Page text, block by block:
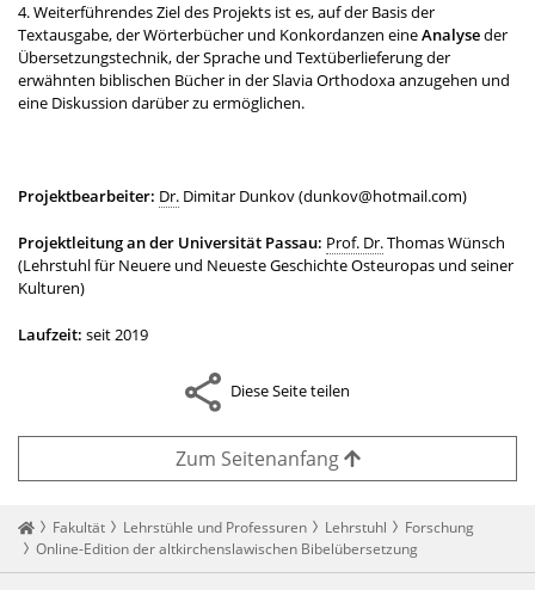
4. Weiterführendes Ziel des Projekts ist es, auf der Basis der
Textausgabe, der Wörterbücher und Konkordanzen eineAnalyseder
Übersetzungstechnik, der Sprache und Textüberlieferung der
erwähnten biblischen Bücher in der Slavia Orthodoxa anzugehen und
eine Diskussion darüber zu ermöglichen.
Projektbearbeiter: Dr. Dimitar Dunkov (dunkov@hotmail.com)
Projektleitung an der Universität Passau: Prof. Dr.Thomas Wünsch
(Lehrstuhl für Neuere und Neueste Geschichte Osteuropas und seiner
Kulturen)
Laufzeit: seit 2019
Diese Seite teilen
Zum Seitenanfang
Startseite
Fakultät Lehrstühle und Professuren Lehrstuhl
Forschung
Online-Edition der altkirchenslawischen Bibelübersetzung